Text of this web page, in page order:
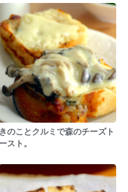
きのことクルミで森のチーズト
ースト。